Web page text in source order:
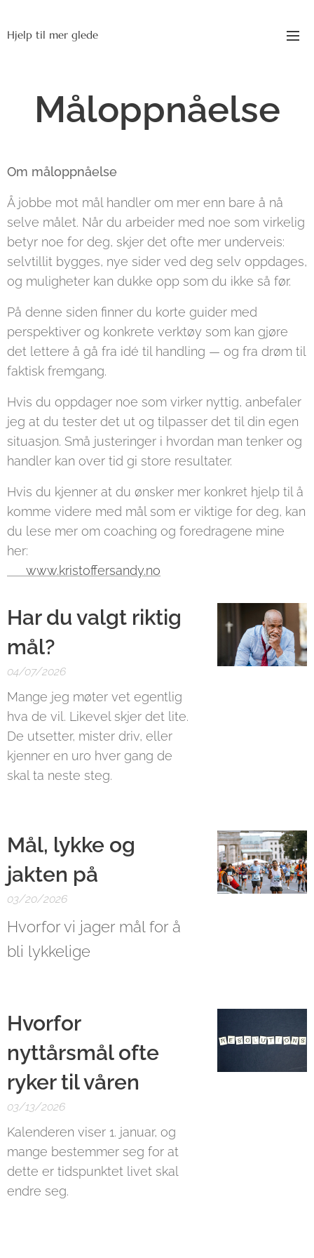
Hjelp til mer glede
Måloppnåelse
Om måloppnåelse
Å jobbe mot mål handler om mer enn bare å nå
selve målet. Når du arbeider med noe som virkelig
betyr noe for deg, skjer det ofte mer underveis:
selvtillit bygges, nye sider ved deg selv oppdages,
og muligheter kan dukke opp som du ikke så før.
På denne siden finner du korte guider med
perspektiver og konkrete verktøy som kan gjøre
det lettere å gå fra idé til handling — og fra drøm til
faktisk fremgang.
Hvis du oppdager noe som virker nyttig, anbefaler
jeg at du tester det ut og tilpasser det til din egen
situasjon. Små justeringer i hvordan man tenker og
handler kan over tid gi store resultater.
Hvis du kjenner at du ønsker mer konkret hjelp til å
komme videre med mål som er viktige for deg, kan
du lese mer om coaching og foredragene mine
her:
👉 www.kristoffersandy.no
Har du valgt riktig
mål?
04/07/2026
Mange jeg møter vet egentlig
hva de vil. Likevel skjer det lite.
De utsetter, mister driv, eller
kjenner en uro hver gang de
skal ta neste steg.
Mål, lykke og
jakten på
03/20/2026
Hvorfor vi jager mål for å
bli lykkelige
Hvorfor
nyttårsmål ofte
ryker til våren
03/13/2026
Kalenderen viser 1. januar, og
mange bestemmer seg for at
dette er tidspunktet livet skal
endre seg.